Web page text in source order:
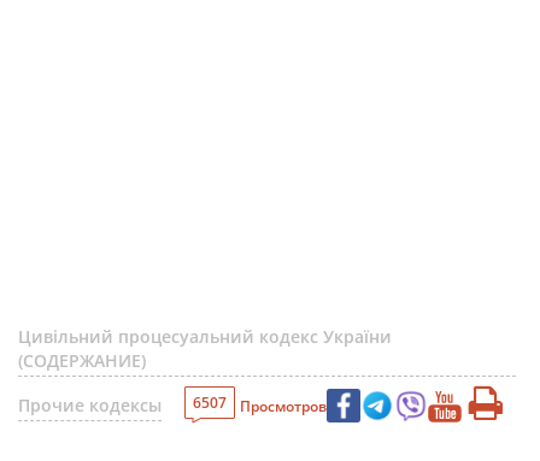
Цивільний процесуальний кодекс України
(СОДЕРЖАНИЕ)
Прочие кодексы
6507 Просмотров